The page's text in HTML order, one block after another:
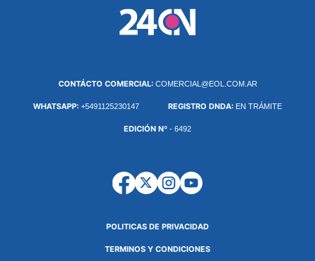
CONTÁCTO COMERCIAL: COMERCIAL@EOL.COM.AR
WHATSAPP: +5491125230147 REGISTRO DNDA: EN TRÁMITE
EDICIÓN Nº - 6492
POLITICAS DE PRIVACIDAD
TERMINOS Y CONDICIONES